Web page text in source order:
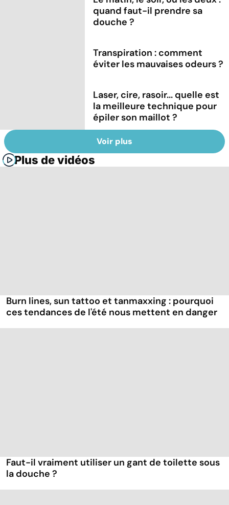
quand faut-il prendre sa
douche ?
Transpiration : comment
éviter les mauvaises odeurs ?
Laser, cire, rasoir... quelle est
la meilleure technique pour
épiler son maillot ?
Voir plus
Plus de vidéos
Burn lines, sun tattoo et tanmaxxing : pourquoi
ces tendances de l'été nous mettent en danger
Faut-il vraiment utiliser un gant de toilette sous
la douche ?